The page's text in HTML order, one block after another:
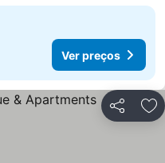
Ver preços
Partilhar